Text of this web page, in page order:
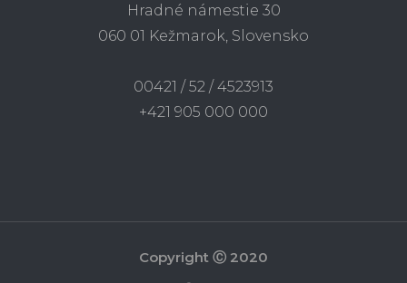
Hradné námestie 30
060 01 Kežmarok, Slovensko
00421 / 52 / 4523913
+421 905 000 000
Copyright Ⓒ 2020